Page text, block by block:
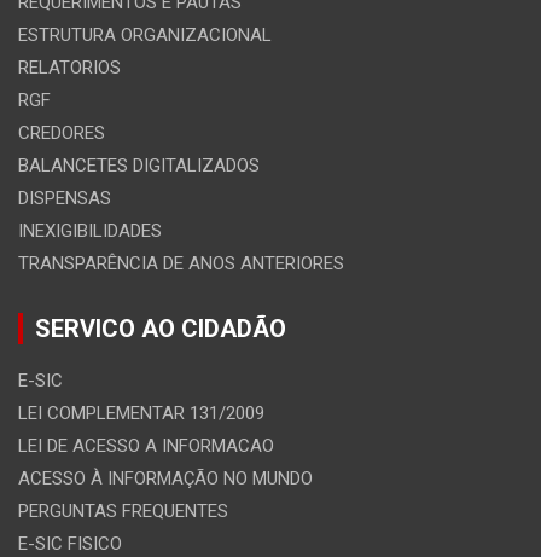
ESTRUTURA ORGANIZACIONAL
RELATORIOS
RGF
CREDORES
BALANCETES DIGITALIZADOS
DISPENSAS
INEXIGIBILIDADES
TRANSPARÊNCIA DE ANOS ANTERIORES
SERVICO AO CIDADÃO
E-SIC
LEI COMPLEMENTAR 131/2009
LEI DE ACESSO A INFORMACAO
ACESSO À INFORMAÇÃO NO MUNDO
PERGUNTAS FREQUENTES
E-SIC FISICO